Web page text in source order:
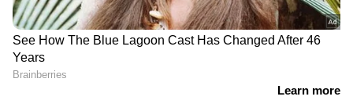
RECOMMENDED STORIES